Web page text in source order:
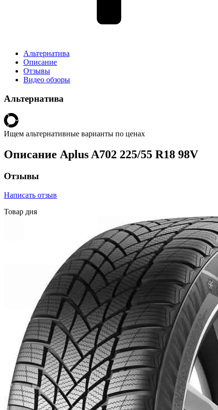
Альтернатива
Описание
Отзывы
Видео обзоры
Альтернатива
Ищем альтернативные варианты по ценах
Описание Aplus A702 225/55 R18 98V
Отзывы
Написать отзыв
Товар дня